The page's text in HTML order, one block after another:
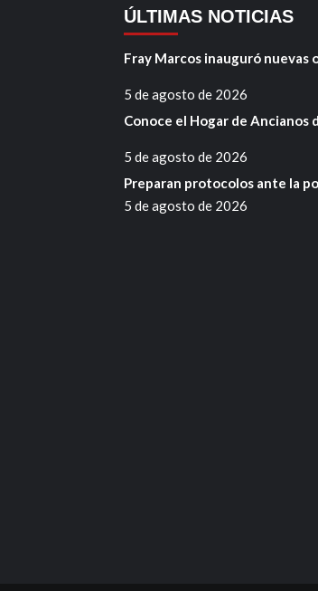
ÚLTIMAS NOTICIAS
Fray Marcos inauguró nuevas
5 de agosto de 2026
Conoce el Hogar de Ancianos
5 de agosto de 2026
Preparan protocolos ante la
5 de agosto de 2026